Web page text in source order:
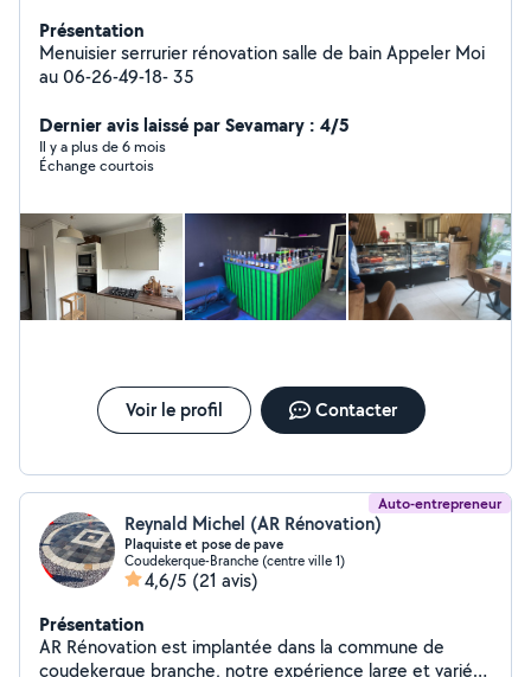
Présentation
Menuisier serrurier rénovation salle de bain Appeler Moi
au 06-26-49-18- 35
Dernier avis laissé par Sevamary : 4/5
Il y a plus de 6 mois
Échange courtois
Voir le profil Contacter
Auto-entrepreneur
Reynald Michel (AR Rénovation)
Plaquiste et pose de pave
Coudekerque-Branche (centre ville 1)
4,6/5 (21 avis)
Présentation
AR Rénovation est implantée dans la commune de
coudekerque branche, notre expérience large et variée